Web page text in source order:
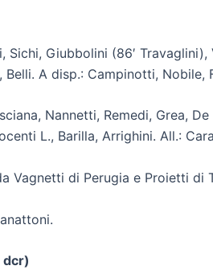
Sichi, Giubbolini (86′
A disp.: Campinotti, Nobile,
Nannetti, Remedi, Grea,
L., Barilla, Arrighini. All.:
Vagnetti di Perugia e Proietti di
dcr)